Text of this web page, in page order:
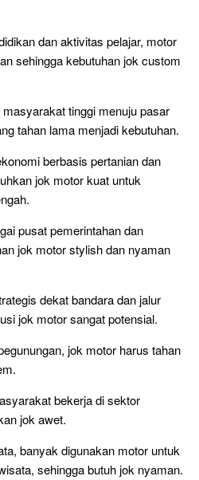
dan aktivitas pelajar, motor
sehingga kebutuhan jok custom
tinggi menuju pasar
tahan lama menjadi kebutuhan.
berbasis pertanian dan
jok motor kuat untuk
pusat pemerintahan dan
jok motor stylish dan nyaman
dekat bandara dan jalur
jok motor sangat potensial.
jok motor harus tahan
bekerja di sektor
jok awet.
banyak digunakan motor untuk
sehingga butuh jok nyaman.